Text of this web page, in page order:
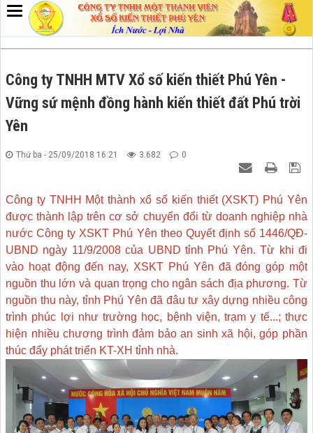
Công ty TNHH MTV Xổ số kiến thiết Phú Yên -
Vững sứ mệnh đồng hành kiến thiết đất Phú trời
Yên
Thứ ba - 25/09/2018 16:21 3.682 0
Công ty TNHH Một thành xổ số kiến thiết (XSKT) Phú Yên
được thành lập trên cơ sở chuyển đổi từ doanh nghiệp nhà
nước Công ty XSKT Phú Yên theo Quyết định số 1446/QĐ-
UBND ngày 11/9/2008 của UBND tỉnh Phú Yên. Từ khi đi
vào hoạt động đến nay, XSKT Phú Yên đã đóng góp một
nguồn thu lớn và quan trọng cho ngân sách địa phương. Từ
nguồn thu này, tỉnh Phú Yên đã đâu tư xây dựng nhiều công
trình phúc lợi như trường học, bệnh viện, trạm y tế...; thực
hiện nhiều chương trình đảm bảo an sinh xã hội, góp phần
thúc đẩy phát triển KT-XH tỉnh nhà.